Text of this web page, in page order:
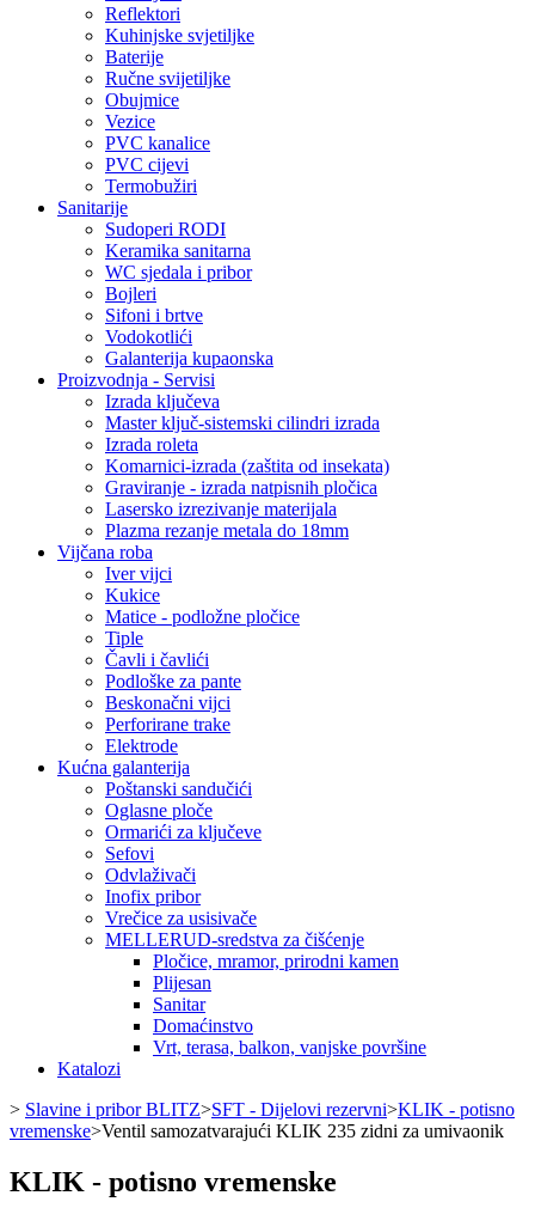
Reflektori
Kuhinjske svjetiljke
Baterije
Ručne svijetiljke
Obujmice
Vezice
PVC kanalice
PVC cijevi
Termobužiri
Sanitarije
Sudoperi RODI
Keramika sanitarna
WC sjedala i pribor
Bojleri
Sifoni i brtve
Vodokotlići
Galanterija kupaonska
Proizvodnja - Servisi
Izrada ključeva
Master ključ-sistemski cilindri izrada
Izrada roleta
Komarnici-izrada (zaštita od insekata)
Graviranje - izrada natpisnih pločica
Lasersko izrezivanje materijala
Plazma rezanje metala do 18mm
Vijčana roba
Iver vijci
Kukice
Matice - podložne pločice
Tiple
Čavli i čavlići
Podloške za pante
Beskonačni vijci
Perforirane trake
Elektrode
Kućna galanterija
Poštanski sandučići
Oglasne ploče
Ormarići za ključeve
Sefovi
Odvlaživači
Inofix pribor
Vrečice za usisivače
MELLERUD-sredstva za čišćenje
Pločice, mramor, prirodni kamen
Plijesan
Sanitar
Domaćinstvo
Vrt, terasa, balkon, vanjske površine
Katalozi
> Slavine i pribor BLITZ>SFT - Dijelovi rezervni>KLIK - potisno
vremenske>Ventil samozatvarajući KLIK 235 zidni za umivaonik
KLIK - potisno vremenske